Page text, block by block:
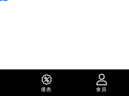
優惠 會員